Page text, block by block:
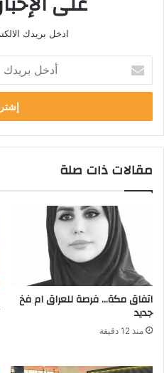
ادخل بريدك
خ
ب
ر
د
ا
ر
و
ن
ي
مقالات ذات صلة
اتفاق مكة… فرصة للعراق ام فخ
جديد
منذ 12 دقيقة